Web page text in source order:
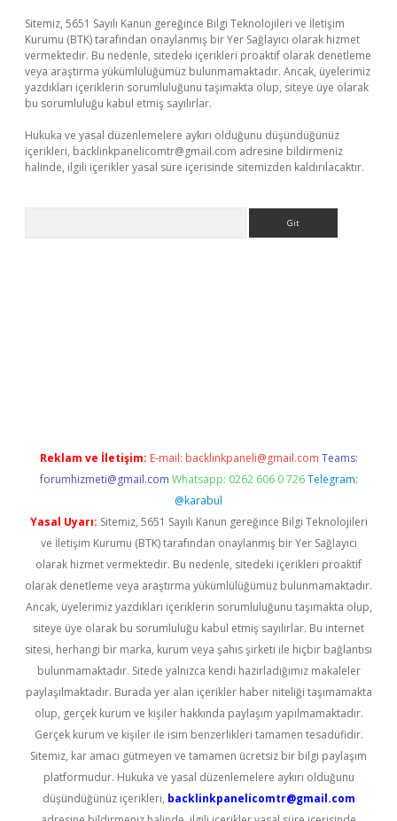
Sitemiz, 5651 Sayılı Kanun gereğince Bilgi Teknolojileri ve İletişim
Kurumu (BTK) tarafından onaylanmış bir Yer Sağlayıcı olarak hizmet
vermektedir. Bu nedenle, sitedeki içerikleri proaktif olarak denetleme
veya araştırma yükümlülüğümüz bulunmamaktadır. Ancak, üyelerimiz
yazdıkları içeriklerin sorumluluğunu taşımakta olup, siteye üye olarak
bu sorumluluğu kabul etmiş sayılırlar.
Hukuka ve yasal düzenlemelere aykırı olduğunu düşündüğünüz
içerikleri, backlinkpanelicomtr@gmail.com adresine bildirmeniz
halinde, ilgili içerikler yasal süre içerisinde sitemizden kaldırılacaktır.
Reklam ve İletişim: E-mail: backlinkpaneli@gmail.com Teams:
forumhizmeti@gmail.com Whatsapp: 0262 606 0 726 Telegram:
@karabul
Yasal Uyarı: Sitemiz, 5651 Sayılı Kanun gereğince Bilgi Teknolojileri
ve İletişim Kurumu (BTK) tarafından onaylanmış bir Yer Sağlayıcı
olarak hizmet vermektedir. Bu nedenle, sitedeki içerikleri proaktif
olarak denetleme veya araştırma yükümlülüğümüz bulunmamaktadır.
Ancak, üyelerimiz yazdıkları içeriklerin sorumluluğunu taşımakta olup,
siteye üye olarak bu sorumluluğu kabul etmiş sayılırlar. Bu internet
sitesi, herhangi bir marka, kurum veya şahıs şirketi ile hiçbir bağlantısı
bulunmamaktadır. Sitede yalnızca kendi hazırladığımız makaleler
paylaşılmaktadır. Burada yer alan içerikler haber niteliği taşımamakta
olup, gerçek kurum ve kişiler hakkında paylaşım yapılmamaktadır.
Gerçek kurum ve kişiler ile isim benzerlikleri tamamen tesadüfidir.
Sitemiz, kar amacı gütmeyen ve tamamen ücretsiz bir bilgi paylaşım
platformudur. Hukuka ve yasal düzenlemelere aykırı olduğunu
düşündüğünüz içerikleri, backlinkpanelicomtr@gmail.com